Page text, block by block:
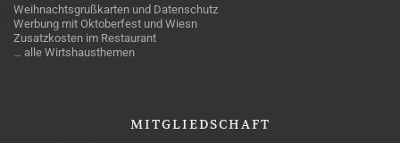
Weihnachtsgrußkarten und Datenschutz
Werbung mit Oktoberfest und Wiesn
Zusatzkosten im Restaurant
… alle Wirtshausthemen
MITGLIEDSCHAFT